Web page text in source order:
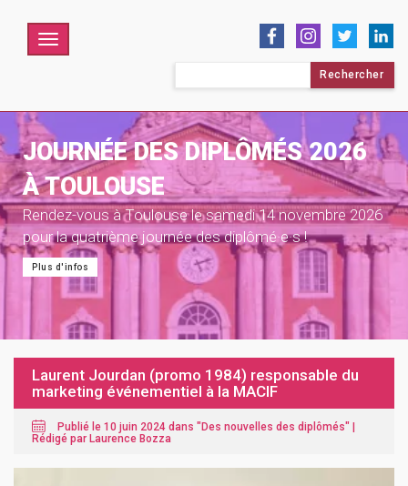
Menu
JOURNÉE DES DIPLÔMÉS 2026
À TOULOUSE
Rendez-vous à Toulouse le samedi 14 novembre 2026
pour la quatrième journée des diplômé·e·s !
Plus d'infos
Laurent Jourdan (promo 1984) responsable du
marketing événementiel à la MACIF
Publié le 10 juin 2024 dans "Des nouvelles des diplômés" |
Rédigé par Laurence Bozza